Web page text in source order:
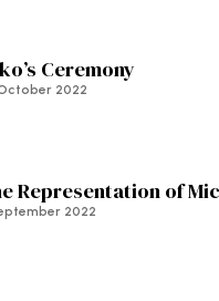
Ceremony
2022
Representation of
2022